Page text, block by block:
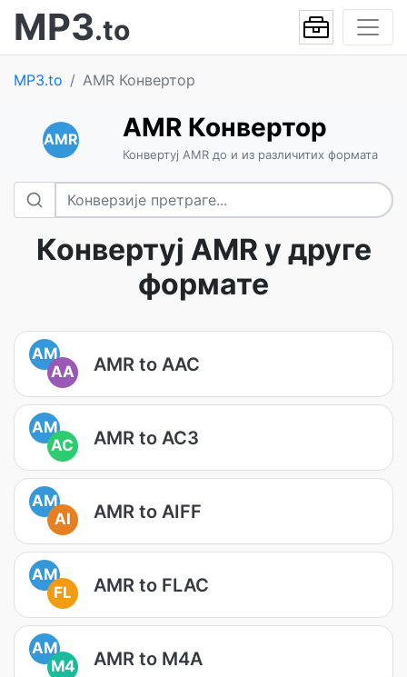
MP3.to
MP3.to AMR Конвертор
AMR AMR Конвертор
Конвертуј AMR до и из различитих формата
Конвертуј AMR у друге
формате
AM
AA
AMR to AAC
AM
AC
AMR to AC3
AM
AI
AMR to AIFF
AM
FL
AMR to FLAC
AM
M4
AMR to M4A